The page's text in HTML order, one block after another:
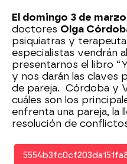
El domingo 3 de marzo
doctores Olga
psiquiatras y
especialistas vendrán
presentarnos el libro
y nos darán las claves
de pareja. Córdoba y
cuáles son los
enfrenta una pareja, la
resolución de